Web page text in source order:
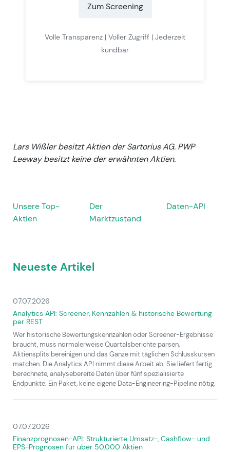
Zum Screening
Volle Transparenz | Voller Zugriff | Jederzeit
kündbar
Lars Wißler besitzt Aktien der Sartorius AG. PWP
Leeway besitzt keine der erwähnten Aktien.
Unsere Top-
Aktien
Der
Marktzustand
Daten-API
Neueste Artikel
07.07.2026
Analytics API: Screener, Kennzahlen & historische Bewertung
per REST
Wer historische Bewertungskennzahlen oder Screener-Ergebnisse
braucht, muss normalerweise Quartalsberichte parsen,
Aktiensplits bereinigen und das Ganze mit täglichen Schlusskursen
matchen. Die Analytics API nimmt diese Arbeit ab. Sie liefert fertig
berechnete, analysebereite Daten über fünf spezialisierte
Endpunkte. Ein Paket, keine eigene Data-Engineering-Pipeline nötig.
07.07.2026
Finanzprognosen-API: Strukturierte Umsatz-, Cashflow- und
EPS-Prognosen für über 50.000 Aktien